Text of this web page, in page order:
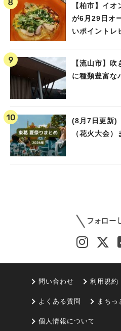
【柏市】イ
が6月29日オ
いポイントレ
【流山市】
に種類豊富
(8月7日更新)
（花火大会）
問い合わせ 利用規約
よくある質問 まちっ
個人情報について